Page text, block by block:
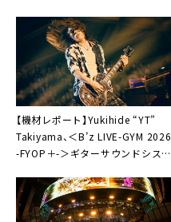
【機材レポート】Yukihide “YT”
Takiyama、＜B’z LIVE-GYM 2026
-FYOP＋-＞ギターサウンドシステ